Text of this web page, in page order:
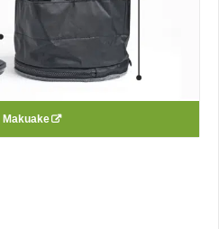
Makuake